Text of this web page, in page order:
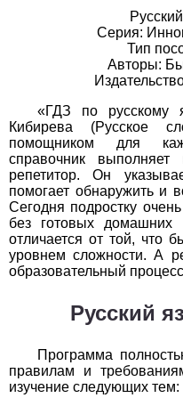
4 5
1
2 3 4
1
2 3 4 5
1
2 3 4 5
2 3 4 5
Серия:
Тип
Авторы:
«ГДЗ по русскому
Кибирева (Русское
помощником для
справочник
репетитор. Он
помогает обнаружить и
Сегодня подростку
без готовых домашних
отличается от той, что
уровнем сложности. А
образовательный
Русский
Программа
правилам и
изучение следующих тем: